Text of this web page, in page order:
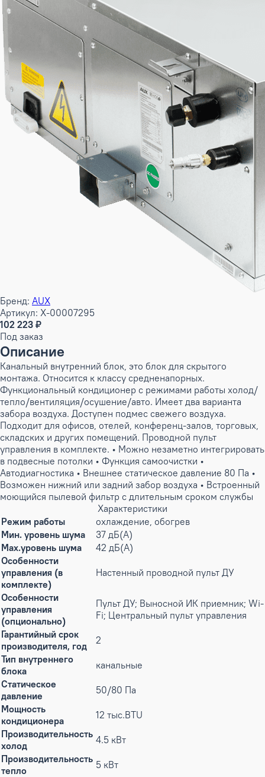
Бренд: AUX
Артикул: X-00007295
102 223 ₽
Под заказ
Описание
Канальный внутренний блок, это блок для скрытого
монтажа. Относится к классу средненапорных.
Функциональный кондиционер с режимами работы холод/
тепло/вентиляция/осушение/авто. Имеет два варианта
забора воздуха. Доступен подмес свежего воздуха.
Подходит для офисов, отелей, конференц-залов, торговых,
складских и других помещений. Проводной пульт
управления в комплекте. • Можно незаметно интегрировать
в подвесные потолки • Функция самоочистки •
Автодиагностика • Внешнее статическое давление 80 Па •
Возможен нижний или задний забор воздуха • Встроенный
моющийся пылевой фильтр с длительным сроком службы
Характеристики
Режим работы
охлаждение, обогрев
Мин. уровень шума
37 дБ(А)
Max.уровень шума
42 дБ(А)
Особенности
управления (в
комплекте)
Настенный проводной пульт ДУ
Особенности
управления
(опционально)
Пульт ДУ; Выносной ИК приемник; Wi-
Fi; Центральный пульт управления
Гарантийный срок
производителя, год
2
Тип внутреннего
блока
канальные
Статическое
давление
50/80 Па
Мощность
кондиционера
12 тыс.BTU
Производительность
холод
4.5 кВт
Производительность
тепло
5 кВт